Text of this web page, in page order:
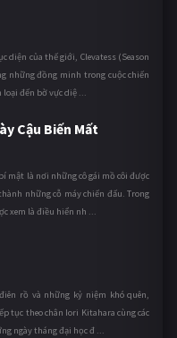
diện của thế giới, Clevatess (Season
những đồng minh trong cuộc chiến
loại đến bờ vực diệ ...
Cậu Biến Mất
mật là nơi những cô gái mồ côi được
những cỗ máy chiến đấu. Trong
xem là điều hiển nh ...
rồ và những kỷ niệm khó quên,
tục theo chân Iori Kitahara cùng các
ngày tháng đại học đ ...